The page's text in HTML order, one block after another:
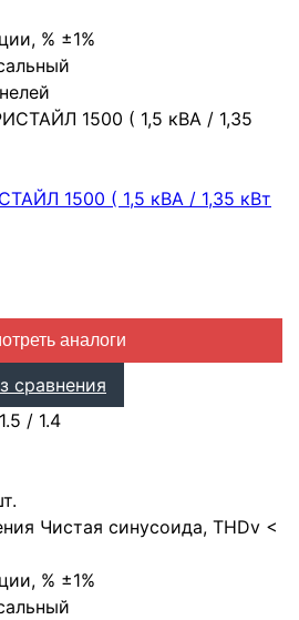
% ±1%
1500 ( 1,5 кВА / 1,35 кВт
аналоги
сравнения
1.5 / 1.4
Чистая синусоида, THDv <
% ±1%